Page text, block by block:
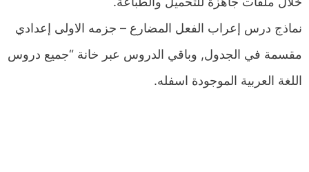
نماذج درس إعراب الفعل المضارع – جزمه الاولى إعدادي
مقسمة في الجدول, وباقي الدروس عبر خانة “جميع دروس
اللغة العربية الموجودة اسفله.